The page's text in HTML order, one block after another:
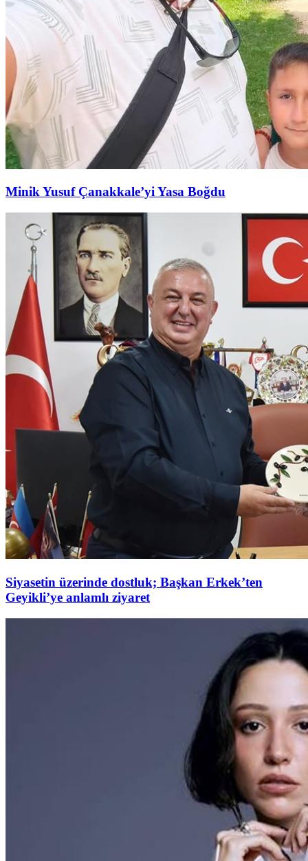
Minik Yusuf Çanakkale’yi Yasa Boğdu
Siyasetin üzerinde dostluk; Başkan Erkek’ten
Geyikli’ye anlamlı ziyaret